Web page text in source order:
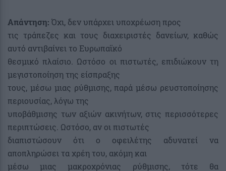
Απάντηση: Όχι, δεν υπάρχει υποχρέωση προς
τις τράπεζες και τους διαχειριστές δανείων, καθώς
αυτό αντιβαίνει το Ευρωπαϊκό
θεσμικό πλαίσιο. Ωστόσο οι πιστωτές, επιδιώκουν τη
μεγιστοποίηση της είσπραξης
τους, μέσω μιας ρύθμισης, παρά μέσω ρευστοποίησης
περιουσίας, λόγω της
υποβάθμισης των αξιών ακινήτων, στις περισσότερες
περιπτώσεις. Ωστόσο, αν οι πιστωτές
διαπιστώσουν ότι ο οφειλέτης αδυνατεί να
αποπληρώσει τα χρέη του, ακόμη και
μέσω μιας μακροχρόνιας ρύθμισης, τότε θα